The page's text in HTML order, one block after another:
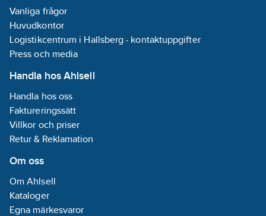
Vanliga frågor
Huvudkontor
Logistikcentrum i Hallsberg - kontaktuppgifter
Press och media
Handla hos Ahlsell
Handla hos oss
Faktureringssätt
Villkor och priser
Retur & Reklamation
Om oss
Om Ahlsell
Kataloger
Egna märkesvaror